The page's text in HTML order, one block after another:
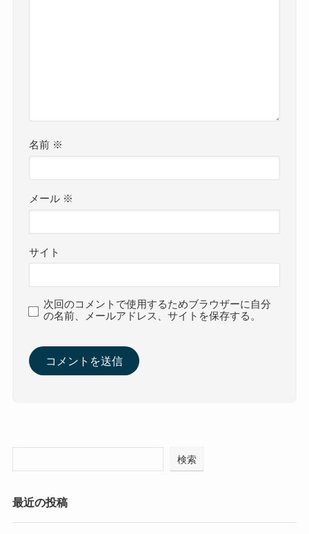
名前 ※
メール ※
サイト
次回のコメントで使用するためブラウザーに自分
の名前、メールアドレス、サイトを保存する。
検索
最近の投稿